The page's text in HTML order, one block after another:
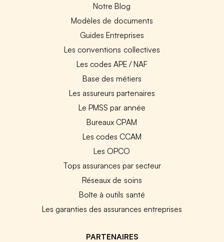
Notre Blog
Modèles de documents
Guides Entreprises
Les conventions collectives
Les codes APE / NAF
Base des métiers
Les assureurs partenaires
Le PMSS par année
Bureaux CPAM
Les codes CCAM
Les OPCO
Tops assurances par secteur
Réseaux de soins
Boîte à outils santé
Les garanties des assurances entreprises
PARTENAIRES